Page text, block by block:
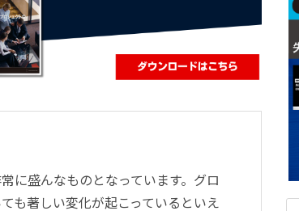
に盛んなものとなっています。グロ
も著しい変化が起こっているといえ